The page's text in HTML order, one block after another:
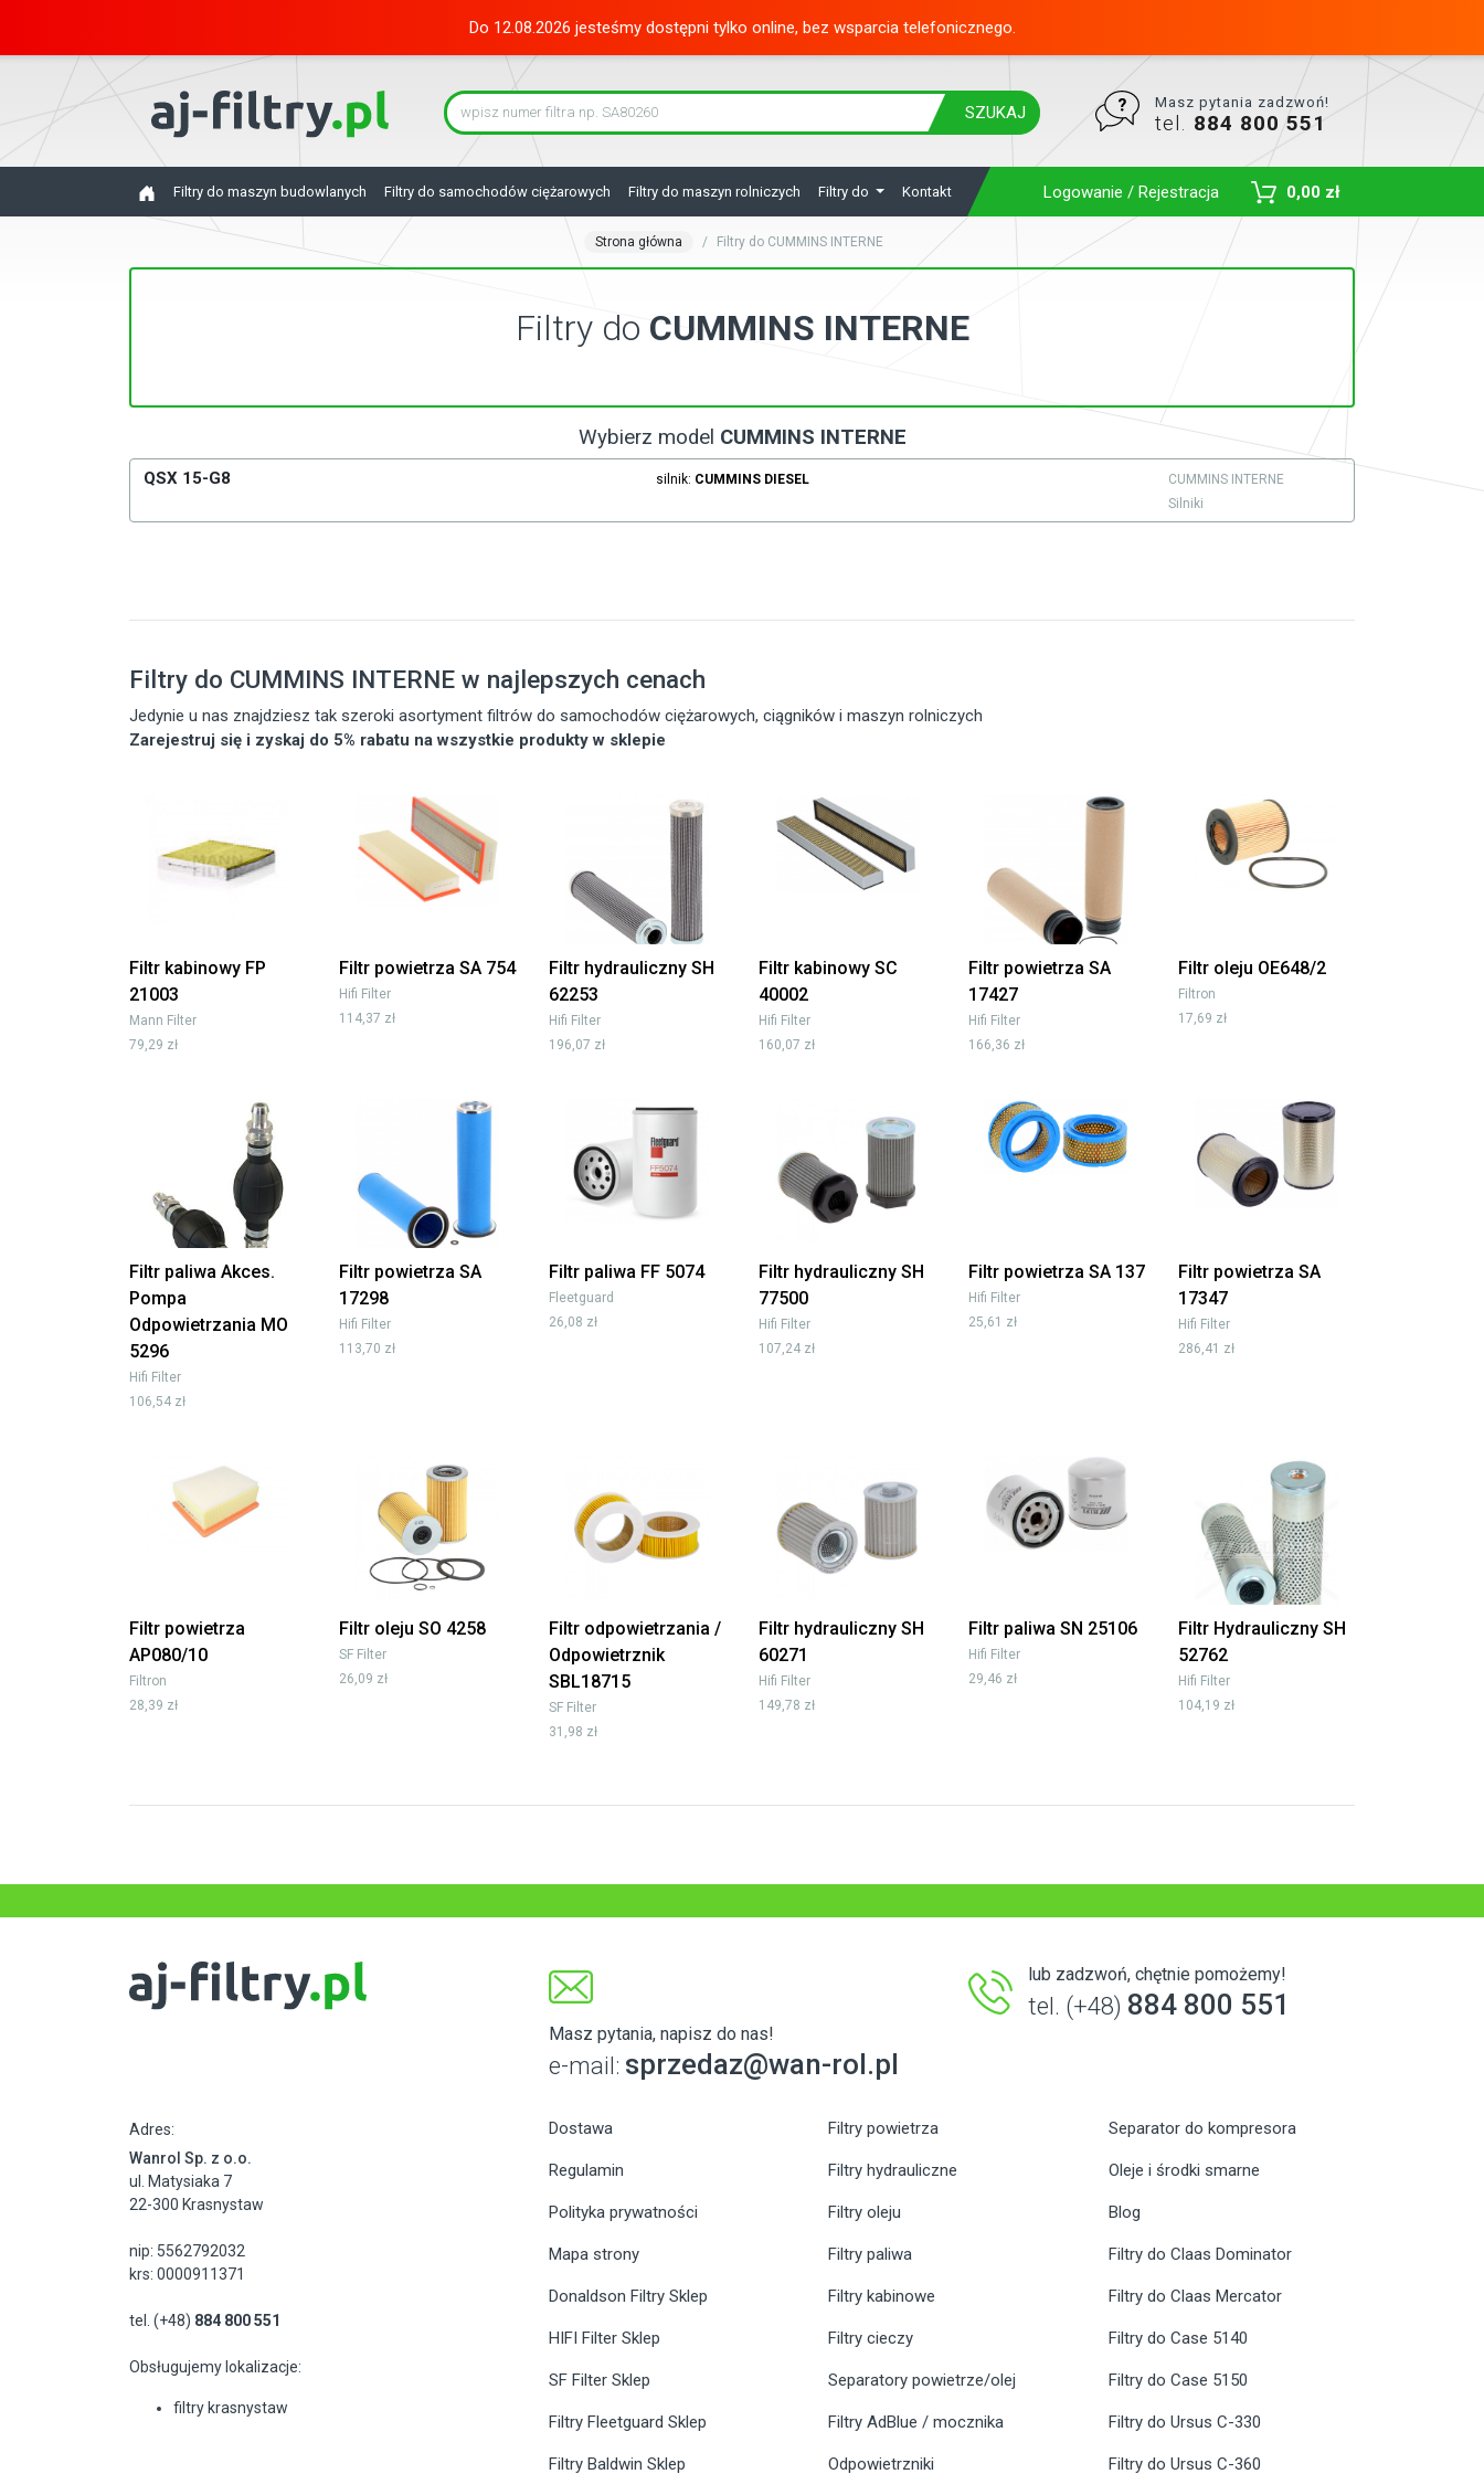
Do 12.08.2026 jesteśmy dostępni tylko online, bez wsparcia telefonicznego.
SZUKAJ
Masz pytania zadzwoń!
tel. 884 800 551
Filtry do maszyn budowlanych Filtry do samochodów ciężarowych Filtry do maszyn rolniczych Filtry do Kontakt Logowanie / Rejestracja 0,00 zł
Strona główna Filtry do CUMMINS INTERNE
Filtry do CUMMINS INTERNE
Wybierz model CUMMINS INTERNE
QSX 15-G8 silnik: CUMMINS DIESEL
CUMMINS INTERNE
Silniki
Filtry do CUMMINS INTERNE w najlepszych cenach
Jedynie u nas znajdziesz tak szeroki asortyment filtrów do samochodów ciężarowych, ciągników i maszyn rolniczych
Zarejestruj się i zyskaj do 5% rabatu na wszystkie produkty w sklepie
Filtr kabinowy FP
21003
Mann Filter
79,29 zł
Filtr powietrza SA 754
Hifi Filter
114,37 zł
Filtr hydrauliczny SH
62253
Hifi Filter
196,07 zł
Filtr kabinowy SC
40002
Hifi Filter
160,07 zł
Filtr powietrza SA
17427
Hifi Filter
166,36 zł
Filtr oleju OE648/2
Filtron
17,69 zł
Filtr paliwa Akces.
Pompa
Odpowietrzania MO
5296
Hifi Filter
106,54 zł
Filtr powietrza SA
17298
Hifi Filter
113,70 zł
Filtr paliwa FF 5074
Fleetguard
26,08 zł
Filtr hydrauliczny SH
77500
Hifi Filter
107,24 zł
Filtr powietrza SA 137
Hifi Filter
25,61 zł
Filtr powietrza SA
17347
Hifi Filter
286,41 zł
Filtr powietrza
AP080/10
Filtron
28,39 zł
Filtr oleju SO 4258
SF Filter
26,09 zł
Filtr odpowietrzania /
Odpowietrznik
SBL18715
SF Filter
31,98 zł
Filtr hydrauliczny SH
60271
Hifi Filter
149,78 zł
Filtr paliwa SN 25106
Hifi Filter
29,46 zł
Filtr Hydrauliczny SH
52762
Hifi Filter
104,19 zł
Masz pytania, napisz do nas!
e-mail: sprzedaz@wan-rol.pl
lub zadzwoń, chętnie pomożemy!
tel. (+48) 884 800 551
Adres:
Wanrol Sp. z o.o.
ul. Matysiaka 7
22-300 Krasnystaw
nip: 5562792032
krs: 0000911371
tel. (+48) 884 800 551
Obsługujemy lokalizacje:
filtry krasnystaw
Dostawa
Regulamin
Polityka prywatności
Mapa strony
Donaldson Filtry Sklep
HIFI Filter Sklep
SF Filter Sklep
Filtry Fleetguard Sklep
Filtry Baldwin Sklep
Filtry powietrza
Filtry hydrauliczne
Filtry oleju
Filtry paliwa
Filtry kabinowe
Filtry cieczy
Separatory powietrze/olej
Filtry AdBlue / mocznika
Odpowietrzniki
Separator do kompresora
Oleje i środki smarne
Blog
Filtry do Claas Dominator
Filtry do Claas Mercator
Filtry do Case 5140
Filtry do Case 5150
Filtry do Ursus C-330
Filtry do Ursus C-360